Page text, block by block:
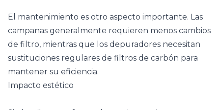
El mantenimiento es otro aspecto importante. Las
campanas generalmente requieren menos cambios
de filtro, mientras que los depuradores necesitan
sustituciones regulares de filtros de carbón para
mantener su eficiencia.
Impacto estético